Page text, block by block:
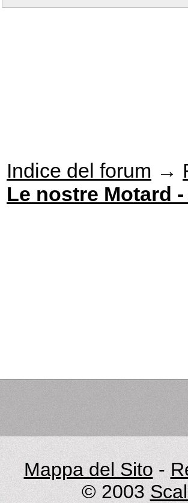
Indice del forum →
Le nostre Motard
Mappa del Sito -
© 2003